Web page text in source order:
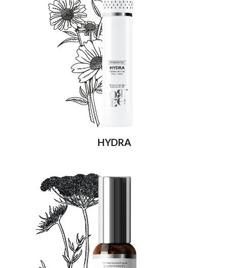
HYDRA